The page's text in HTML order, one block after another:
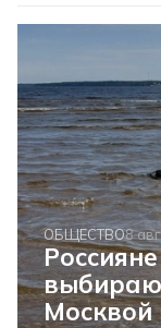
ОБЩЕСТВО8
Москвой